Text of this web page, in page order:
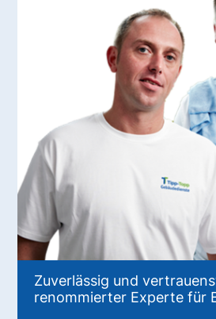
Zuverlässig und
renommierter Experte für